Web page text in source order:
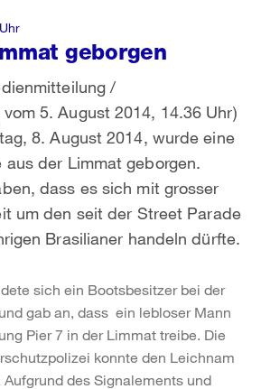
geborgen
/
5. August 2014, 14.36 Uhr)
8. August 2014, wurde eine
aus der Limmat geborgen.
dass es sich mit grosser
um den seit der Street Parade
Brasilianer handeln dürfte.
sich ein Bootsbesitzer bei der
gab an, dass ein lebloser Mann
Pier 7 in der Limmat treibe. Die
konnte den Leichnam
Aufgrund des Signalements und